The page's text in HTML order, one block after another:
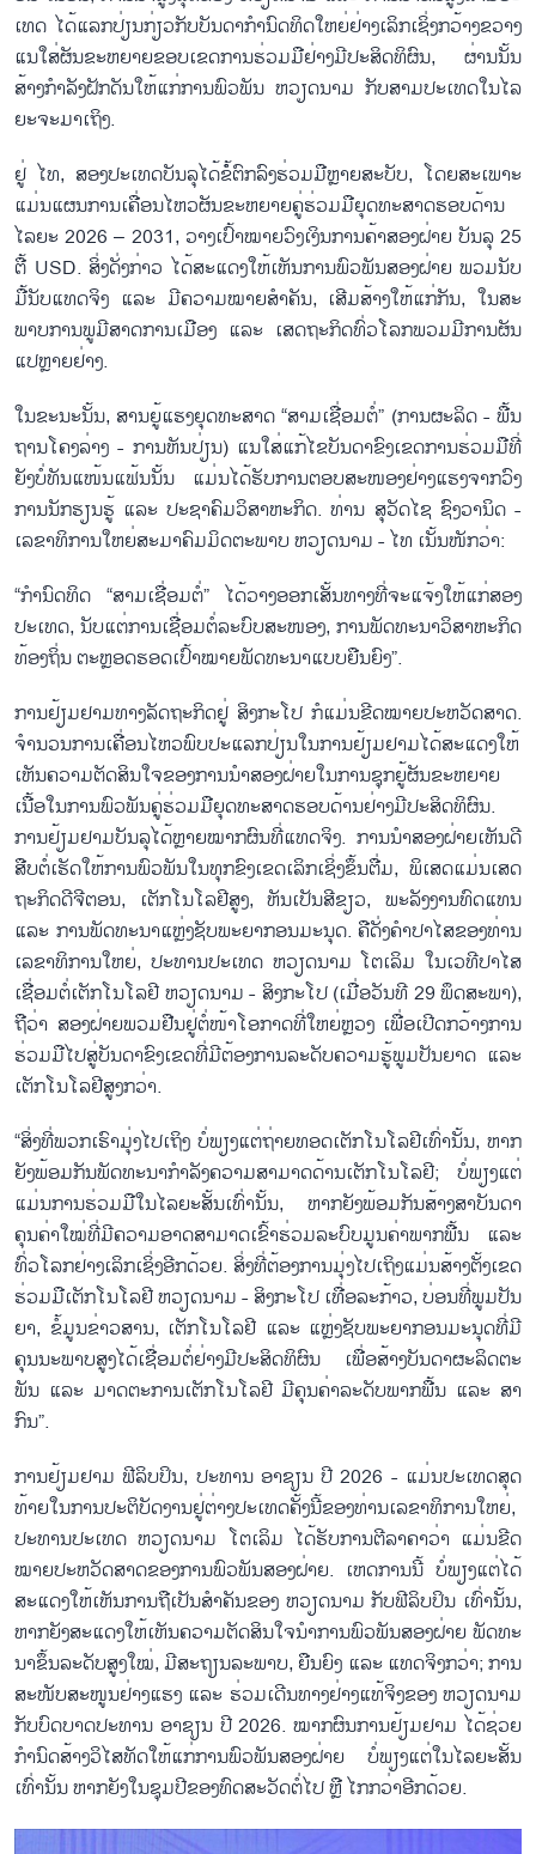
ເທດ ໄດ້​ແລກ​ປ່ຽນ​ກ່ຽວ​ກັບ​ບັນ​ດາ​ກຳ​ນົດ​ທິດ​ໃຫຍ່​ຢ່າງ​ເລິກ​ເຊິ່ງກວ້າງ​ຂວາງ
ແນ​ໃສ່​ຜັນ​ຂະ​ຫຍາຍ​ຂອບ​ເຂດ​ການ​ຮ່ວມ​ມື​ຢ່າງ​ມີ​ປະ​ສິດ​ທິ​ຜົນ, ຜ່ານ​ນັ້ນ
ສ້າງ​ກຳ​ລັງ​ຝັກ​ດັນ​ໃຫ້​ແກ່​ການ​ພົວ​ພັນ ຫວຽດ​ນາມ ກັບ​ສາມ​ປະ​ເທດ​ໃນ​ໄລ​
ຍະ​ຈະ​ມາ​ເຖິງ.
ຢູ່ ໄທ, ສອງ​ປະ​ເທ​ດ​ບັນ​ລຸ​ໄດ້​ຂໍ​ໍ້​ຕົກ​ລົງ​ຮ່ວມ​ມືຫຼາຍ​ສະ​ບັບ, ໂດຍ​ສະ​ເພາະ
ແມ່ນ​ແຜນ​ການ​ເຄື່ອນ​ໄຫວ​ຜັນ​ຂະ​ຫຍາຍ​ຄ​ູ່​ຮ່ວມ​ມື​ຍຸດ​ທະ​ສາດ​ຮອບ​ດ້ານ
ໄລ​ຍະ 2026 – 2031, ວາງ​ເປົ້າ​ໝາຍ​ວົງ​ເງິນ​ການ​ຄ້າ​ສອງ​ຝ່າຍ ບັນ​ລຸ 25
ຕື້ USD. ສິ່ງ​ດັ່ງ​ກ່າວ ໄດ້​ສະ​ແດງ​ໃຫ້​ເຫັນ​ການ​ພົວ​ພັນ​ສອງ​ຝ່າຍ ພວມ​ນັບ​
ມື້​ນັບ​ແທດ​ຈິງ ແລະ ມີ​ຄວາມ​ໝາຍ​ສຳ​ຄັນ, ເສີມ​ສ້າງ​ໃຫ້​ແກ່​ກັນ, ໃນ​ສະ​
ພາບ​ການ​​ພູ​ມີ​ສາດ​ການ​ເມືອງ ແລະ ເສດ​ຖະ​ກິດ​ທົ່ວ​ໂລກ​ພວມ​ມີ​ການ​ຜັນ​
ແປຫຼາຍ​ຢ່າງ.
ໃນ​ຂະ​ນະ​ນັ້ນ, ສານ​ຍູ້​ແຮງ​ຍຸດ​ທະ​ສາດ “ສາມ​ເຊື່ອມ​ຕ​ໍ່” (ການ​ຜະ​ລິດ - ພື້ນ​
ຖານ​ໂຄງ​ລ່າງ - ການ​ຫັນ​ປ່ຽນ) ແນ​ໃສ່​ແກ້​ໄຂ​ບັນ​ດາ​ຂົ​ງ​ເຂດ​ການ​ຮ່ວມ​ມື​ທີ່​
ຍັງ​ບໍ່​ທ​ັນ​ແໜ້ນ​ແຟ້ນນັ້ນ ແມ່ນ​ໄດ້​ຮັບ​ການ​ຕອບ​ສະ​ໜອງ​ຢ່າງ​ແຮງ​ຈາກ​ວົງ​
ການ​ນັກ​ຮຽນ​ຮູ້ ແລະ ປະ​ຊາ​ຄົມ​ວິ​ສາ​ຫະ​ກິດ. ທ່ານ ສຸ​ວັດ​ໄຊ ຊົງ​ວາ​ນິດ -
ເລ​ຂາ​ທິ​ການ​ໃຫຍ່​ສະ​ມາ​ຄົມ​ມິດ​ຕະ​ພາບ​ ຫວຽດ​ນາມ - ໄທ ເນັ້ນ​ໜັກ​ວ່າ:
“ກຳ​ນົດ​ທິດ “ສາມ​ເຊື່ອມ​ຕໍ່” ໄດ້​ວາງ​ອອກ​ເສັ້ນ​ທາງ​ທີ່​ຈະ​ແຈ້ງ​ໃຫ້​ແກ່​ສອງ​
ປະ​ເທດ, ນັບ​ແຕ່​ການ​ເຊື່ອມ​ຕໍ່​ລະ​ບົບ​ສະ​ໜອງ, ການ​ພັດ​ທະ​ນາ​ວິ​ສາ​ຫະ​ກິດ​
ທ້ອງ​ຖິ່ນ ຕະຫຼອດ​ຮອດ​ເປົ້າ​ໝາຍ​ພັດ​ທະ​ນາ​ແບບ​ຍືນ​ຍົງ”.
ການ​ຢ້ຽມ​ຢາມ​ທາງ​ລັດ​ຖະ​ກິດ​ຢູ່ ສິງ​ກະ​ໂປ ກໍ​ແມ່ນ​ຂີດ​ໝາຍ​ປະ​ຫວັດ​ສາດ.
ຈຳ​ນວນການ​ເຄື່ອນ​ໄຫວ​ພົບ​ປະ​ແລກ​ປ່ຽນ​ໃນ​ການ​ຢ້ຽມ​ຢາມ​ໄດ້​ສະ​ແດງ​ໃຫ້​
ເຫັນ​ຄວາມ​ຕັດ​ສິນ​ໃຈ​ຂອງ​ການ​ນຳ​ສອງ​ຝ່າຍ​ໃນ​ການ​ຊຸກ​ຍູ້​ຜັນ​ຂະ​ຫຍາຍ​
ເນື້ອ​ໃນ​ການ​ພົວ​ພັນ​ຄູ່​ຮ່ວມ​ມື​ຍຸດ​ທະ​ສາດ​ຮອບ​ດ້ານ​ຢ່າງ​ມີ​ປະ​ສິດ​ທິ​ຜົນ.
ການ​ຢ້ຽມ​ຢາມ​ບັນ​ລຸ​ໄດ້ຫຼາຍ​ໝາກ​ຜົນ​ທີ່​ແທດ​ຈິງ. ການ​ນຳ​ສອງ​ຝ່າຍ​ເຫັນ​ດີ​
ສືບ​ຕໍ່​ເຮັດ​ໃຫ້​ການ​ພົວ​ພັນ​ໃນ​ທຸກ​ຂົງ​ເຂດ​ເລິກ​ເຊິ່ງ​ຂຶ້ນ​ຕື່​ມ, ພິ​ເສດ​ແມ່ນ​ເສດ​
ຖະ​ກິດ​ດີ​ຈີ​ຕອນ, ເຕັກ​ໂນ​ໂລ​ຢີ​ສູງ, ຫັນ​ເປັນ​ສີ​ຂຽວ, ພະ​ລັງ​ງານ​ທົດ​ແທນ
ແລະ ການ​ພັດ​ທະ​ນາ​ແຫຼ່ງ​ຊັບ​ພະ​ຍາ​ກອນ​ມະ​ນຸດ. ຄື​ດັ່ງຄຳ​ປາ​ໄສ​ຂອງ​ທ່ານ​
ເລ​ຂາ​ທິ​ການ​ໃຫຍ່, ປະ​ທານ​ປະ​ເທດ ຫວຽດ​ນາມ ໂຕ​ເລິມ ໃນ​ເວ​ທີ​ປາ​ໄສ​
ເຊື່ອມ​ຕໍ່​ເຕັກ​ໂນ​ໂລ​ຢີ ຫວຽດ​ນາມ - ສິງ​ກະ​ໂປ (ເມື່ອ​ວັນ​ທີ 29 ພຶດ​ສະ​ພາ),
ຖື​ວ່າ ສອງ​ຝ່າຍ​ພວມ​ຢືນ​ຢູ່​ຕໍ່​ໜ້າ​ໂອ​ກາດ​ທີ່​ໃຫຍ່ຫຼວງ ເພື່ອ​ເປ​ີດກວ້າງ​ການ​
ຮ່ວມ​ມື​ໄປ​ສູ່​ບັນ​ດາ​ຂົງ​ເຂດ​ທີ່​ມີ​ຕ້ອງ​ການ​ລະ​ດັບ​ຄວາມ​ຮູ້​ພູມ​ປັນ​ຍາດ ແລະ
ເຕັກ​ໂນ​ໂລຢ​ີ​ສູງກວ່າ.
“ສິ່ງ​ທີ່​ພວກ​ເຮົາ​ມຸ່ງ​ໄປ​ເຖິງ ບໍ່​ພຽງ​ແຕ່​ຖ່າຍ​ທອດ​ເຕັກ​ໂນ​ໂລ​ຢີ​ເທົ່າ​ນັ້ນ, ຫາກ​
ຍັງ​ພ້ອມ​ກັນ​ພັດ​ທະ​ນາ​ກຳ​ລັງ​ຄວາມ​ສາ​ມາດ​ດ້ານ​ເຕັກ​ໂນ​ໂລ​ຢີ; ບໍ່​ພຽງ​ແຕ່​
ແມ່ນ​ການ​ຮ່ວມ​ມື​ໃນ​ໄລ​ຍ​ະ​ສັ້ນ​ເທົ່າ​ນັ້ນ, ຫາກ​ຍັງ​ພ້ອມ​ກັນ​ສ້າງ​ສາ​ບັນ​ດາ​
ຄຸນ​ຄ່າ​ໃໝ່​ທີ່​ມີ​ຄວາມ​ອ​າດ​ສາ​ມາດ​ເຂົ້າ​ຮ່ວມ​ລະ​ບົບ​ມູນ​ຄ່າ​ພາກ​ພື້ນ ແລະ
ທົ່ວ​ໂລກ​ຢ່າງ​ເລິກ​ເຊິ່ງ​ອີກ​ດ້ວຍ. ສິ່ງ​ທີ່​ຕ້ອງ​ການ​ມຸ່ງ​ໄປ​ເຖິງ​ແມ່ນ​ສ້າງ​ຕັ້ງ​ເຂດ​
ຮ່ວມ​ມື​ເຕັກ​ໂນ​ໂລ​ຢີ​ ຫວຽດ​ນາມ - ສິງ​ກະ​ໂປ ເທື່ອ​ລະ​ກ້າວ, ບ່ອນ​ທີ່​ພູມ​ປັນ​
ຍາ, ຂໍ້​ມູນ​ຂ່າວ​ສານ, ເຕັກ​ໂນ​ໂລ​ຢີ ແລະ ແຫຼ່ງ​ຊັບ​ພະ​ຍາ​ກອນ​ມະ​ນຸດ​ທີ່​ມີ​
ຄຸນ​ນະ​ພາບ​ສູງ​ໄດ້​ເຊື່ອມ​ຕໍ່​ຢ່າງ​ມີ​ປະ​ສິດ​ທິ​ຜົນ ເພື່ອ​ສ້າງ​ບັນ​ດາ​ຜະ​ລິດ​ຕະ​
ພັນ ແລະ ມາດ​ຕະ​ການ​ເຕັກ​ໂນ​ໂລ​ຢີ ມີ​ຄຸນ​ຄ່າ​ລະ​ດັບ​ພາກ​ພື້ນ ແລະ ສາ​
ກົນ”.
ການ​ຢ້ຽມ​ຢາມ ຟີ​ລິບ​ປິນ, ປະ​ທານ ອາ​ຊຽນ ປີ 2026 - ແມ່ນ​ປະ​ເທດ​ສຸດ​
ທ້າຍ​ໃນ​ການ​ປະ​ຕິ​ບັດ​ງານ​ຢູ່​ຕ່າງ​ປະ​ເທດ​ຄັ້ງ​ນີ້​ຂອງ​ທ່ານ​ເລ​ຂາ​ທິ​ການ​ໃຫຍ່,
ປະ​ທານ​ປະ​ເທດ ຫວຽດ​ນາມ ໂຕ​ເລິມ ໄດ້​ຮັບ​ການ​ຕີ​ລາ​ຄາ​ວ່າ ແມ່ນ​ຂີດ​
ໝາຍ​ປະ​ຫວັດ​ສາດ​ຂອງ​ການ​ພົວ​ພັນ​ສອງ​ຝ່າຍ. ເຫດ​ການ​ນີ້ ບໍ່​ພຽງ​ແຕ່​ໄດ້​
ສະ​ແດງ​ໃຫ້​ເຫັນ​ການ​ຖື​ເປັນ​ສຳ​ຄັນ​ຂອງ ຫວຽດ​ນາມ ກັບ​ຟີ​ລິບ​ປິນ​ ເທົ່າ​ນັ້ນ,
ຫາກ​ຍັງ​ສະ​ແດງ​ໃຫ້​ເຫັນ​ຄວາມ​ຕັດ​ສິນ​ໃຈ​ນຳ​ການ​ພົວ​ພັນ​ສອງ​ຝ່າຍ ພັດ​ທະ​
ນາ​ຂຶ້ນ​ລະ​ດັບ​ສູງ​ໃໝ່, ມີ​ສະ​ຖຽນ​ລະ​ພາບ, ຍືນ​ຍົງ ແລະ ແທດ​ຈິງກວ່າ; ການ​
ສະ​ໜັບ​ສະ​ໜູນ​ຢ່າງ​ແຮງ ແລະ ຮ່ວມ​ເດີນ​ທາງ​ຢ່າງ​ແທ້​ຈິງ​ຂອງ ຫວຽດ​ນາມ
ກັບ​ບົດ​ບາດ​ປະ​ທານ ອາ​ຊຽນ ປີ 2026. ໝາກ​ຜົນ​ການ​ຢ້ຽມ​ຢາມ ໄດ້​ຊ່ວຍ​
ກຳ​ນົດ​ສ້າງວິ​ໄສ​ທັດ​ໃຫ້​ແກ່​ການ​ພົວ​ພັນ​ສອງ​ຝ່າຍ ບໍ່​ພຽງ​ແຕ່​ໃນ​ໄລ​ຍະ​ສັ້ນ​
ເທົ່າ​ນັ້ນ ຫາກ​ຍັງ​ໃນ​ຊຸມ​ປີ​ຂອງ​ທົດ​ສະ​ວັດ​ຕໍ່​ໄປ ຫຼື ໄກກວ່າ​ອີກ​ດ້ວຍ.